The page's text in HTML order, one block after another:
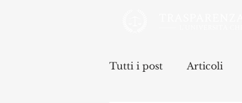
Tutti i post Articoli